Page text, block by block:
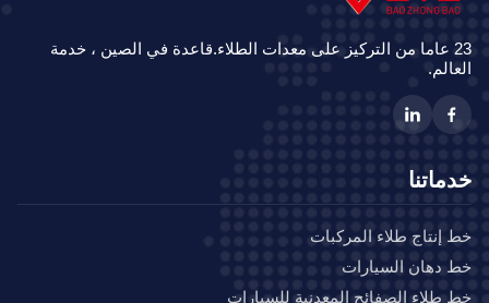
23 عاما من التركيز على معدات الطلاء.قاعدة في الصين ، خدمة
طلاء المركبات
دهان السيارات
الصفائح المعدنية للسيارات